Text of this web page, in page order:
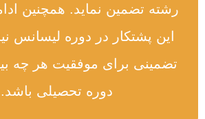
رشته تضمین نماید. همچنین
این پشتکار در دوره لیسانس
تضمینی برای موفقیت هر چه
دوره تحصیلی باشد.